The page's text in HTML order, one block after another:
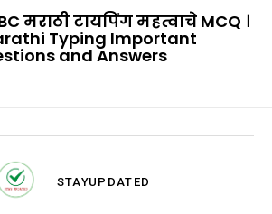
मराठी टायपिंग महत्वाचे MCQ ।
Typing Important
and Answers
STAYUPDATED